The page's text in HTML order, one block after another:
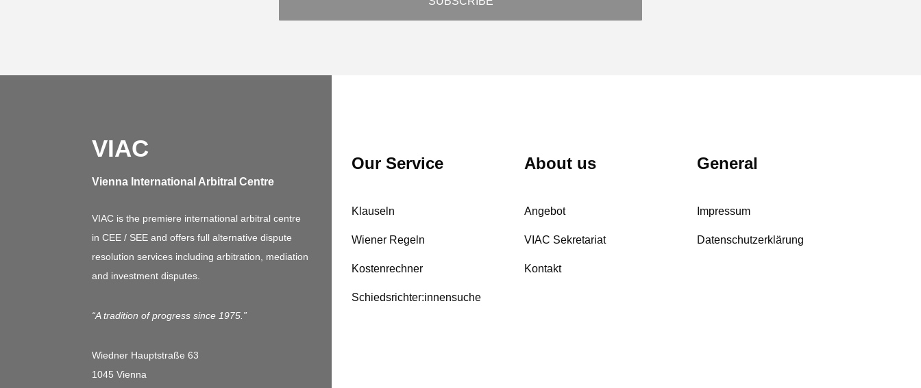
VIAC
Vienna International Arbitral Centre
VIAC is the premiere international arbitral centre
in CEE / SEE and offers full alternative dispute
resolution services including arbitration, mediation
and investment disputes.
“A tradition of progress since 1975.”
Wiedner Hauptstraße 63
1045 Vienna
Our Service
Klauseln
Wiener Regeln
Kostenrechner
Schiedsrichter:innensuche
About us
Angebot
VIAC Sekretariat
Kontakt
General
Impressum
Datenschutzerklärung